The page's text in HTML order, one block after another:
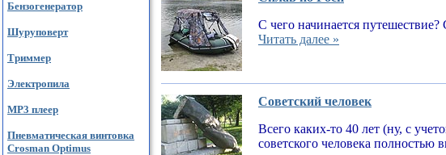
Бензогенератор
Шуруповерт
Триммер
Электропила
MP3 плеер
Пневматическая винтовка
Crosman Optimus
С чего начинается
Читать далее »
Советский человек
Всего каких-то 40 лет (ну, с
советского человека полностью